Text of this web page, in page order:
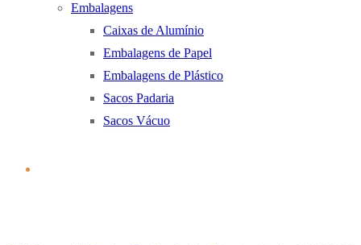
Embalagens
Caixas de Alumínio
Embalagens de Papel
Embalagens de Plástico
Sacos Padaria
Sacos Vácuo